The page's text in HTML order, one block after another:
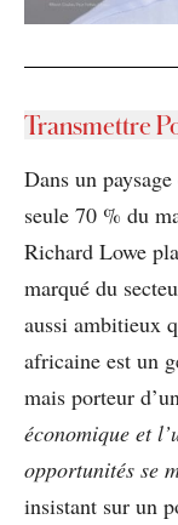
Transmettre
Dans un
seule 70 % du
Richard Lowe
marqué du
aussi ambitieux
africaine est un
mais porteur
économique et
opportunités se
insistant sur un